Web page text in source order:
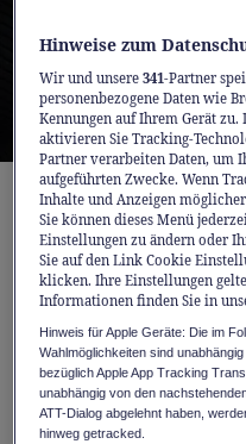
Zeckenimpfung in den
In den letzten zehn
FSME in der
angestiegen.
Jahr mehrere
das Bundesamt für
gesamte Schweiz –
Hinweise zum
Wir und unsere341-Partner
personenbezogene Daten wie
Kennungen auf Ihrem Gerät
aktivieren Sie Tracking-
Partner verarbeiten Daten, um
aufgeführten Zwecke. Wenn
Inhalte und Anzeigen
Sie können dieses Menü
Einstellungen zu ändern oder
Sie auf den Link Cookie
klicken. Ihre Einstellungen
Informationen finden Sie in
Hinweis für Apple Geräte: Die im
Wahlmöglichkeiten sind
bezüglich Apple App Tracking
unabhängig von den
ATT-Dialog abgelehnt haben,
hinweg getracked.